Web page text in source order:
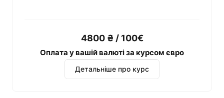
4800 ₴ / 100€
Оплата у вашій валюті за курсом євро
Детальніше про курс